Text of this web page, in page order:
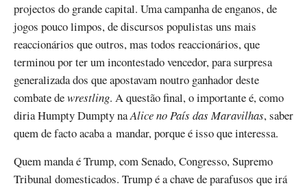
projectos do grande capital. Uma campanha de enganos, de
jogos pouco limpos, de discursos populistas uns mais
reaccionários que outros, mas todos reaccionários, que
terminou por ter um incontestado vencedor, para surpresa
generalizada dos que apostavam noutro ganhador deste
combate dewrestling. A questão final, o importante é, como
diria Humpty Dumpty naAlice no País das Maravilhas, saber
quem de facto acaba a mandar, porque é isso que interessa.
Quem manda é Trump, com Senado, Congresso, Supremo
Tribunal domesticados. Trump é a chave de parafusos que irá